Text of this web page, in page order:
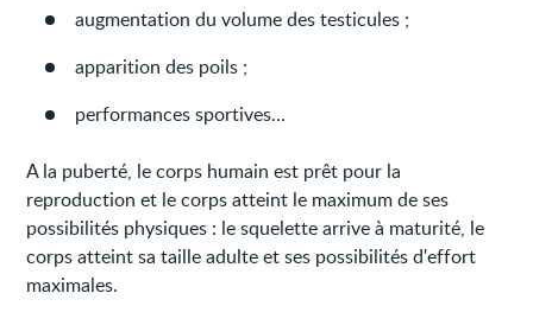
augmentation du volume des testicules ;
apparition des poils ;
performances sportives…
A la puberté, le corps humain est prêt pour la
reproduction et le corps atteint le maximum de ses
possibilités physiques : le squelette arrive à maturité, le
corps atteint sa taille adulte et ses possibilités d'effort
maximales.